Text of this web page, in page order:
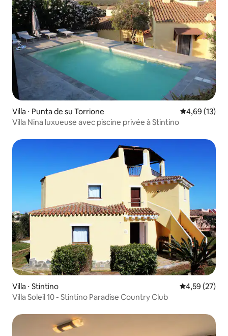
Villa ⋅ Punta de su Torrione Évaluation
4,69 (13)
Villa Nina luxueuse avec piscine privée à Stintino
Villa ⋅ Stintino Évaluation
4,59 (27)
Villa Soleil 10 - Stintino Paradise Country Club